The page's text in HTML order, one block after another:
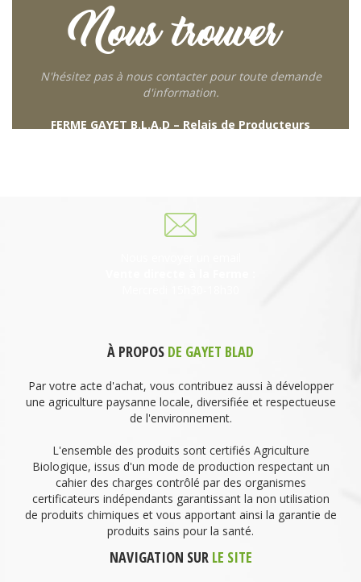
Nous trouver
N'hésitez pas à nous contacter pour toute demande
d'information.
FERME GAYET B.L.A.D – Relais de Producteurs
À PROPOS DE GAYET BLAD
Par votre acte d'achat, vous contribuez aussi à développer
une agriculture paysanne locale, diversifiée et respectueuse
de l'environnement.
L'ensemble des produits sont certifiés Agriculture
Biologique, issus d'un mode de production respectant un
cahier des charges contrôlé par des organismes
certificateurs indépendants garantissant la non utilisation
de produits chimiques et vous apportant ainsi la garantie de
produits sains pour la santé.
NAVIGATION SUR LE SITE